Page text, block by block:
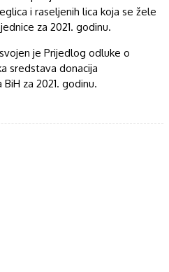
i raseljenih lica koja se žele
za 2021. godinu.
je Prijedlog odluke o
sredstava donacija
za 2021. godinu.